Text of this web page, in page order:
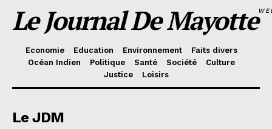
Le Journal De Mayotte
Economie Education Environnement
Faits divers
Océan Indien
Politique Santé Société
Culture
Justice
Loisirs
Le JDM